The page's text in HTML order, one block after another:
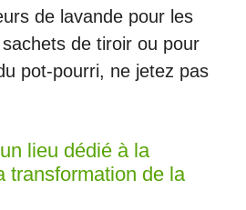
de lavande pour les
de tiroir ou pour
pot-pourri, ne jetez pas
lieu dédié à la
transformation de la